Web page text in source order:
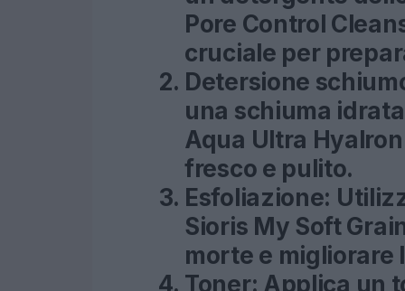
Pore Control
cruciale per
Detersione
una schiuma
Aqua Ultra
fresco e pulito.
Esfoliazione:
Sioris My Soft
morte e migliorare
Toner: Applica un